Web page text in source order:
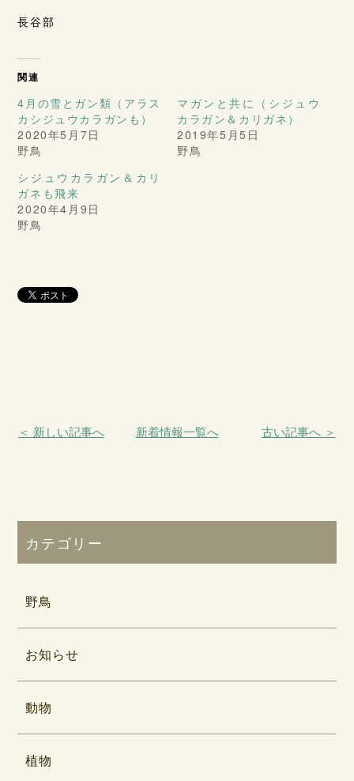
長谷部
関連
4月の雪とガン類（アラス
カシジュウカラガンも）
2020年5月7日
野鳥
マガンと共に（シジュウ
カラガン＆カリガネ）
2019年5月5日
野鳥
シジュウカラガン＆カリ
ガネも飛来
2020年4月9日
野鳥
＜ 新しい記事へ 新着情報一覧へ 古い記事へ ＞
カテゴリー
野鳥
お知らせ
動物
植物